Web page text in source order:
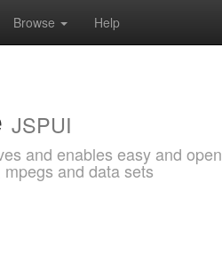
Browse Help
JSPUI
and enables easy and
and data sets